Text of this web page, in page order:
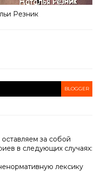
Резник
BLOGGER
за собой
в следующих случаях:
лексику